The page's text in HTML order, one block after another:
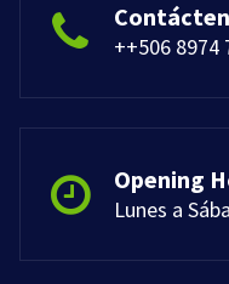
++506 8974
Opening
Lunes a